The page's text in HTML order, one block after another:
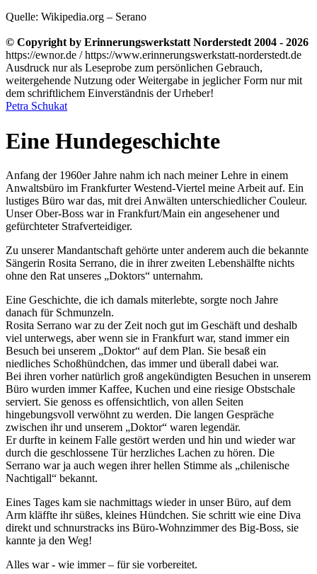
Quelle: Wikipedia.org – Serano
© Copyright by Erinnerungswerkstatt Norderstedt 2004 - 2026
https://ewnor.de / https://www.erinnerungswerkstatt-norderstedt.de
Ausdruck nur als Leseprobe zum persönlichen Gebrauch,
weitergehende Nutzung oder Weitergabe in jeglicher Form nur mit
dem schriftlichem Einverständnis der Urheber!
Petra Schukat
Eine Hundegeschichte
Anfang der 1960er Jahre nahm ich nach meiner Lehre in einem
Anwaltsbüro im Frankfurter Westend-Viertel meine Arbeit auf. Ein
lustiges Büro war das, mit drei Anwälten unterschiedlicher Couleur.
Unser Ober-Boss war in Frankfurt/Main ein angesehener und
gefürchteter Strafverteidiger.
Zu unserer Mandantschaft gehörte unter anderem auch die bekannte
Sängerin Rosita Serrano, die in ihrer zweiten Lebenshälfte nichts
ohne den Rat unseres
Doktors
unternahm.
Eine Geschichte, die ich damals miterlebte, sorgte noch Jahre
danach für Schmunzeln.
Rosita Serrano war zu der Zeit noch gut im Geschäft und deshalb
viel unterwegs, aber wenn sie in Frankfurt war, stand immer ein
Besuch bei unserem
Doktor
auf dem Plan. Sie besaß ein
niedliches Schoßhündchen, das immer und überall dabei war.
Bei ihren vorher natürlich groß angekündigten Besuchen in unserem
Büro wurden immer Kaffee, Kuchen und eine riesige Obstschale
serviert. Sie genoss es offensichtlich, von allen Seiten
hingebungsvoll verwöhnt zu werden. Die langen Gespräche
zwischen ihr und unserem
Doktor
waren legendär.
Er durfte in keinem Falle gestört werden und hin und wieder war
durch die geschlossene Tür herzliches Lachen zu hören. Die
Serrano war ja auch wegen ihrer hellen Stimme als
chilenische
Nachtigall
bekannt.
Eines Tages kam sie nachmittags wieder in unser Büro, auf dem
Arm kläffte ihr süßes, kleines Hündchen. Sie schritt wie eine Diva
direkt und schnurstracks ins Büro-Wohnzimmer des Big-Boss, sie
kannte ja den Weg!
Alles war - wie immer – für sie vorbereitet.